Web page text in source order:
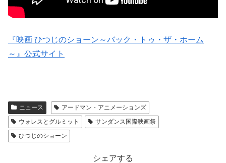
『映画 ひつじのショーン～バック・トゥ・ザ・ホーム
～』公式サイト
ニュース
アードマン・アニメーションズ
ウォレスとグルミット
サンダンス国際映画祭
ひつじのショーン
シェアする